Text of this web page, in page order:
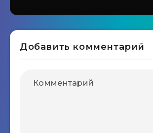
Добавить комментарий